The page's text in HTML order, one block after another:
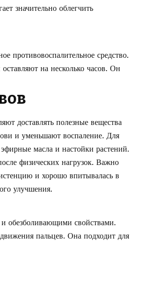
значительно облегчить
противовоспалительное средство.
на несколько часов. Он
доставлять полезные вещества
и уменьшают воспаление. Для
масла и настойки растений.
физических нагрузок. Важно
и хорошо впитывалась в
улучшения.
обезболивающими свойствами.
пальцев. Она подходит для